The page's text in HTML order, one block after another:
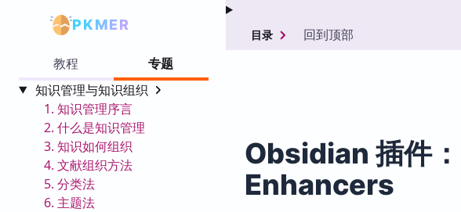
PKMER
教程
专题
知识管理与知识组织
1. 知识管理序言
2. 什么是知识管理
3. 知识如何组织
4. 文献组织方法
5. 分类法
6. 主题法
目录 回到顶部
Obsidian 插件
Enhancers